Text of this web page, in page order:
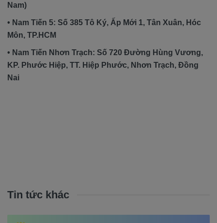
Nam)
• Nam Tiến 5: Số 385 Tô Ký, Ấp Mới 1, Tân Xuân, Hóc
Môn, TP.HCM
• Nam Tiến Nhơn Trạch: Số 720 Đường Hùng Vương,
KP. Phước Hiệp, TT. Hiệp Phước, Nhơn Trạch, Đồng
Nai
Tin tức khác